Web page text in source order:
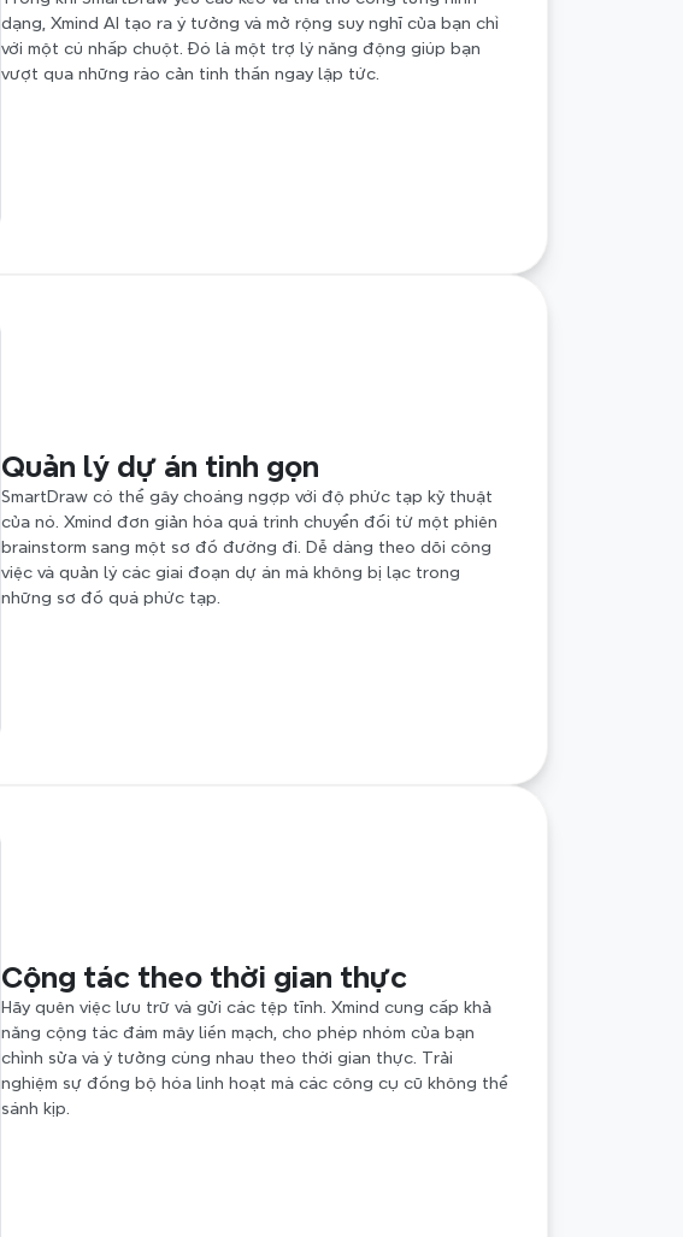
dạng, Xmind AI tạo ra ý tưởng và mở rộng suy nghĩ của bạn chỉ
với một cú nhấp chuột. Đó là một trợ lý năng động giúp bạn
vượt qua những rào cản tinh thần ngay lập tức.
Quản lý dự án tinh gọn
SmartDraw có thể gây choáng ngợp với độ phức tạp kỹ thuật
của nó. Xmind đơn giản hóa quá trình chuyển đổi từ một phiên
brainstorm sang một sơ đồ đường đi. Dễ dàng theo dõi công
việc và quản lý các giai đoạn dự án mà không bị lạc trong
những sơ đồ quá phức tạp.
Cộng tác theo thời gian thực
Hãy quên việc lưu trữ và gửi các tệp tĩnh. Xmind cung cấp khả
năng cộng tác đám mây liền mạch, cho phép nhóm của bạn
chỉnh sửa và ý tưởng cùng nhau theo thời gian thực. Trải
nghiệm sự đồng bộ hóa linh hoạt mà các công cụ cũ không thể
sánh kịp.